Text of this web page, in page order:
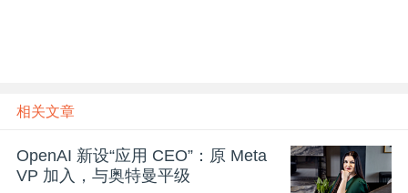
相关文章
OpenAI 新设“应用 CEO”：原 Meta
VP 加入，与奥特曼平级